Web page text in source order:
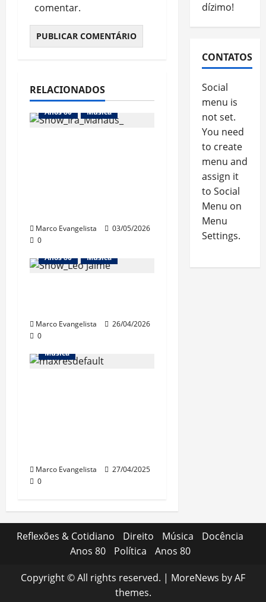
comentar.
RELACIONADOS
Anos 80 Música
Marco Evangelista
03/05/2026
0
Anos 80
Música
Marco Evangelista
26/04/2026
0
Música
Marco Evangelista
27/04/2025
0
dízimo!
CONTATOS
Social
menu is
not set.
You need
to create
menu and
assign it
to Social
Menu on
Menu
Settings.
Reflexões & Cotidiano Direito Música
Docência
Anos 80
Política Anos 80
Copyright © All rights reserved. | MoreNews by AF
themes.